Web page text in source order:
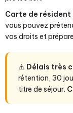
Carte de résident
vous pouvez
vos droits et
⚠️ Délais très
rétention, 30
titre de séjour.